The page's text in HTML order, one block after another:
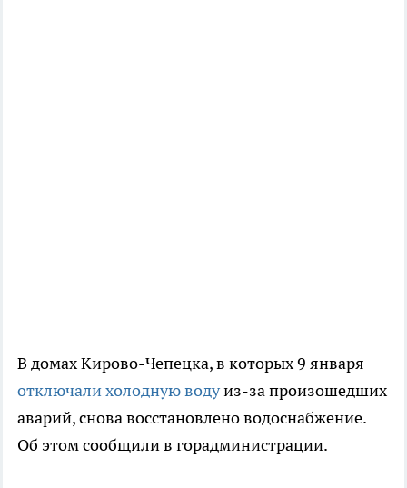
В домах Кирово-Чепецка, в которых 9 января
отключали холодную водуиз-за произошедших
аварий, снова восстановлено водоснабжение.
Об этом сообщили в горадминистрации.